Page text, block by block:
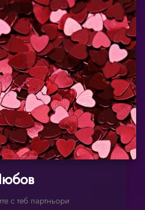
с теб партньори